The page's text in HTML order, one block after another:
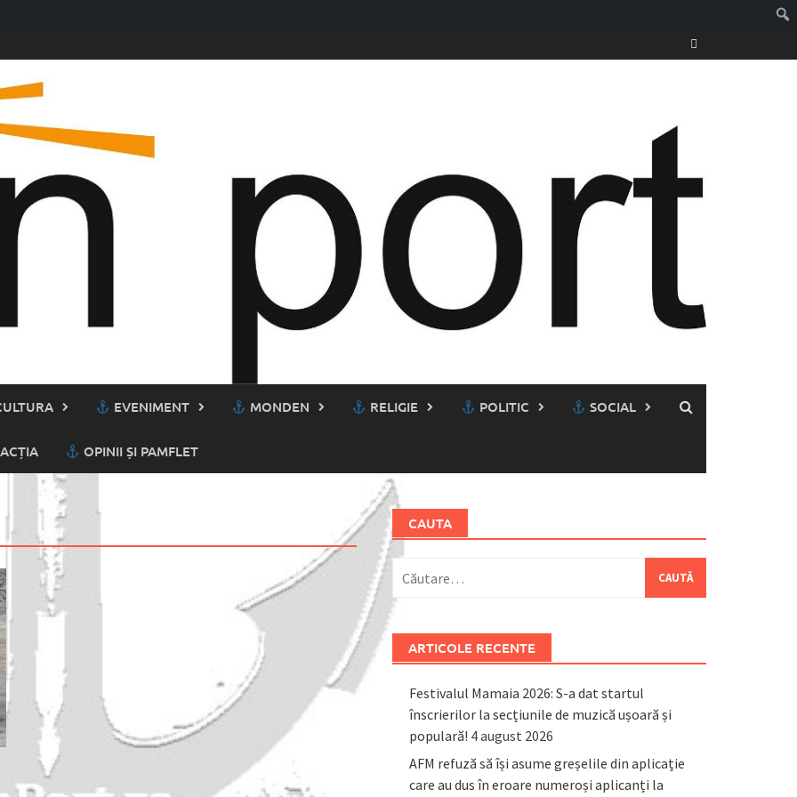
EVENIMENT MONDEN RELIGIE POLITIC SOCIAL
OPINII ȘI PAMFLET
CAUTA
după:
ARTICOLE RECENTE
Festivalul Mamaia 2026: S-a dat startul
înscrierilor la secțiunile de muzică ușoară și
populară! 4 august 2026
AFM refuză să își asume greșelile din aplicație
care au dus în eroare numeroși aplicanți la